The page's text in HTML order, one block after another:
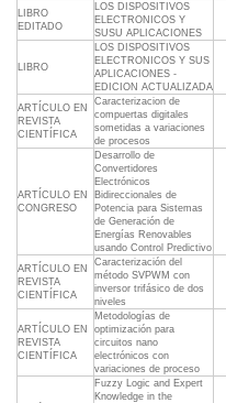
LIBRO
EDITADO
LOS DISPOSITIVOS
ELECTRONICOS Y
SUSU APLICACIONES
LIBRO
LOS DISPOSITIVOS
ELECTRONICOS Y SUS
APLICACIONES -
EDICION ACTUALIZADA
ARTÍCULO EN
REVISTA
CIENTÍFICA
Caracterizacion de
compuertas digitales
sometidas a variaciones
de procesos
ARTÍCULO EN
CONGRESO
Desarrollo de
Convertidores
Electrónicos
Bidireccionales de
Potencia para Sistemas
de Generación de
Energías Renovables
usando Control Predictivo
ARTÍCULO EN
REVISTA
CIENTÍFICA
Caracterización del
método SVPWM con
inversor trifásico de dos
niveles
ARTÍCULO EN
REVISTA
CIENTÍFICA
Metodologías de
optimización para
circuitos nano
electrónicos con
variaciones de proceso
Fuzzy Logic and Expert
Knowledge in the